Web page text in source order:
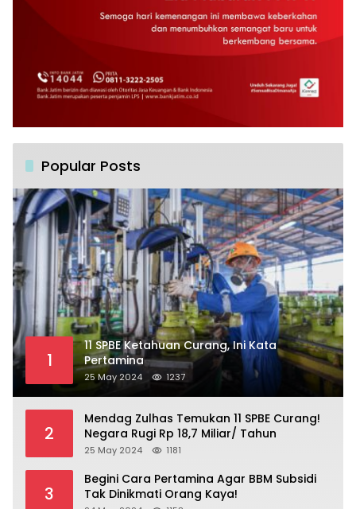
Popular Posts
1
11 SPBE Ketahuan Curang, Ini Kata
Pertamina
25 May 2024 1237
2
Mendag Zulhas Temukan 11 SPBE Curang!
Negara Rugi Rp 18,7 Miliar/ Tahun
25 May 2024 1181
3
Begini Cara Pertamina Agar BBM Subsidi
Tak Dinikmati Orang Kaya!